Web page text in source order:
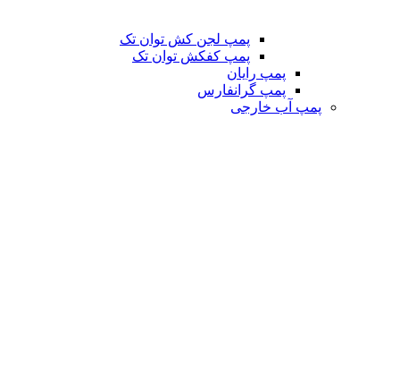
پمپ لجن کش توان تک
پمپ کفکش توان تک
پمپ رایان
پمپ گرانفارس
پمپ آب خارجی